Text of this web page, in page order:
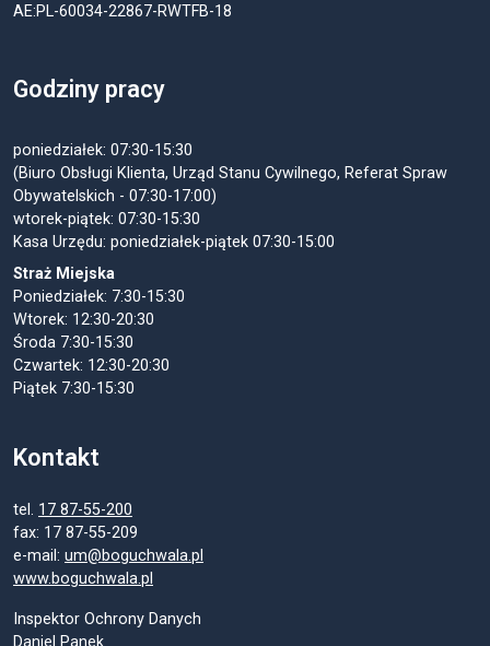
AE:PL-60034-22867-RWTFB-18
Godziny pracy
poniedziałek: 07:30-15:30
(Biuro Obsługi Klienta, Urząd Stanu Cywilnego, Referat Spraw
Obywatelskich - 07:30-17:00)
wtorek-piątek: 07:30-15:30
Kasa Urzędu: poniedziałek-piątek 07:30-15:00
Straż Miejska
Poniedziałek: 7:30-15:30
Wtorek: 12:30-20:30
Środa 7:30-15:30
Czwartek: 12:30-20:30
Piątek 7:30-15:30
Kontakt
tel. 17 87-55-200
fax: 17 87-55-209
e-mail: um@boguchwala.pl
www.boguchwala.pl
Inspektor Ochrony Danych